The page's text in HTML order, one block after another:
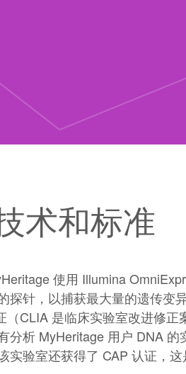
术和标准
使用 Illumina
探针，以捕获最大量的遗传变
（CLIA 是临床实验室改进修正
分析 MyHeritage 用户 DNA 的
实验室还获得了 CAP 认证，